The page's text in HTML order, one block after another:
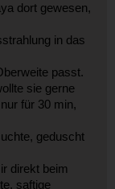
dort gewesen,
in das
passt.
sie gerne
für 30 min,
geduscht
direkt beim
saftige